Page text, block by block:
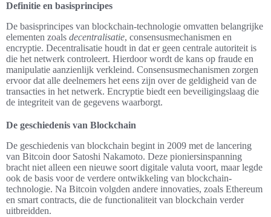
Definitie en basisprincipes
De basisprincipes van blockchain-technologie omvatten belangrijke
elementen zoals decentralisatie, consensusmechanismen en
encryptie. Decentralisatie houdt in dat er geen centrale autoriteit is
die het netwerk controleert. Hierdoor wordt de kans op fraude en
manipulatie aanzienlijk verkleind. Consensusmechanismen zorgen
ervoor dat alle deelnemers het eens zijn over de geldigheid van de
transacties in het netwerk. Encryptie biedt een beveiligingslaag die
de integriteit van de gegevens waarborgt.
De geschiedenis van Blockchain
De geschiedenis van blockchain begint in 2009 met de lancering
van Bitcoin door Satoshi Nakamoto. Deze pioniersinspanning
bracht niet alleen een nieuwe soort digitale valuta voort, maar legde
ook de basis voor de verdere ontwikkeling van blockchain-
technologie. Na Bitcoin volgden andere innovaties, zoals Ethereum
en smart contracts, die de functionaliteit van blockchain verder
uitbreidden.